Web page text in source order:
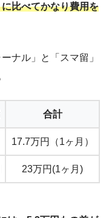
比べてかなり費用を
ナル」と「スマ留」
合計
17.7万円（1ヶ月）
23万円(1ヶ月)